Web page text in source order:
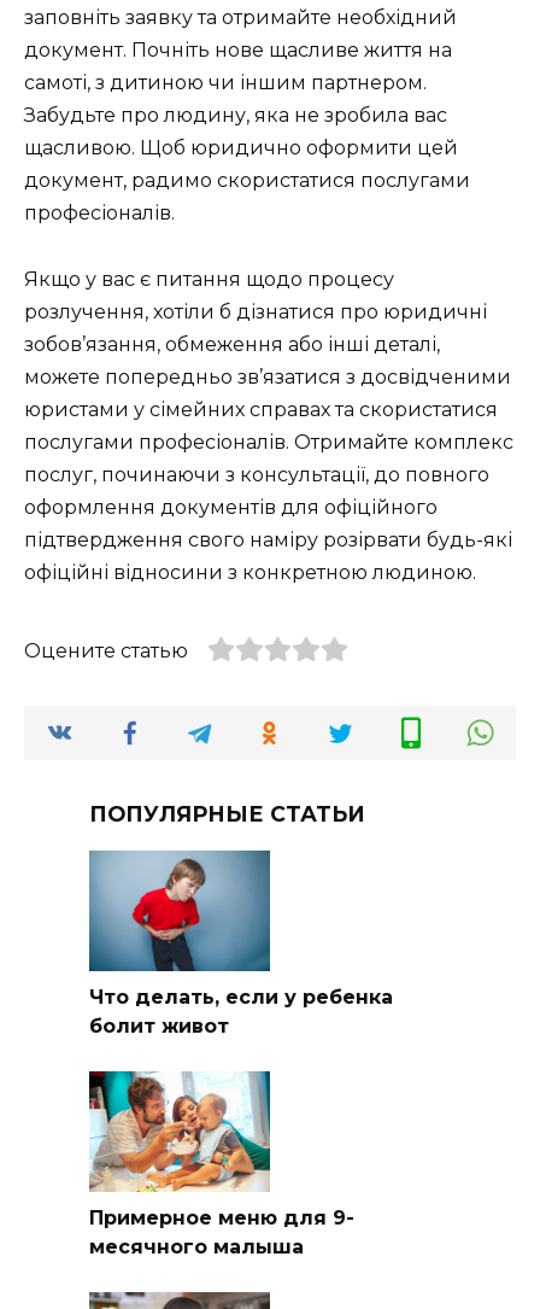
заповніть заявку та отримайте необхідний
документ. Почніть нове щасливе життя на
самоті, з дитиною чи іншим партнером.
Забудьте про людину, яка не зробила вас
щасливою. Щоб юридично оформити цей
документ, радимо скористатися послугами
професіоналів.
Якщо у вас є питання щодо процесу
розлучення, хотіли б дізнатися про юридичні
зобов’язання, обмеження або інші деталі,
можете попередньо зв’язатися з досвідченими
юристами у сімейних справах та скористатися
послугами професіоналів. Отримайте комплекс
послуг, починаючи з консультації, до повного
оформлення документів для офіційного
підтвердження свого наміру розірвати будь-які
офіційні відносини з конкретною людиною.
Оцените статью
ПОПУЛЯРНЫЕ СТАТЬИ
Что делать, если у ребенка
болит живот
Примерное меню для 9-
месячного малыша